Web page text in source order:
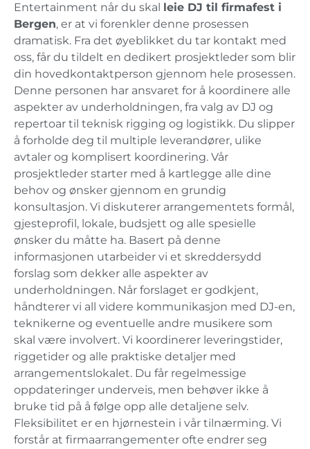
Entertainment når du skal
leie DJ til firmafest i
Bergen, er at vi forenkler denne prosessen
dramatisk. Fra det øyeblikket du tar kontakt med
oss, får du tildelt en dedikert prosjektleder som blir
din hovedkontaktperson gjennom hele prosessen.
Denne personen har ansvaret for å koordinere alle
aspekter av underholdningen, fra valg av DJ og
repertoar til teknisk rigging og logistikk. Du slipper
å forholde deg til multiple leverandører, ulike
avtaler og komplisert koordinering. Vår
prosjektleder starter med å kartlegge alle dine
behov og ønsker gjennom en grundig
konsultasjon. Vi diskuterer arrangementets formål,
gjesteprofil, lokale, budsjett og alle spesielle
ønsker du måtte ha. Basert på denne
informasjonen utarbeider vi et skreddersydd
forslag som dekker alle aspekter av
underholdningen. Når forslaget er godkjent,
håndterer vi all videre kommunikasjon med DJ-en,
teknikerne og eventuelle andre musikere som
skal være involvert. Vi koordinerer leveringstider,
riggetider og alle praktiske detaljer med
arrangementslokalet. Du får regelmessige
oppdateringer underveis, men behøver ikke å
bruke tid på å følge opp alle detaljene selv.
Fleksibilitet er en hjørnestein i vår tilnærming. Vi
forstår at firmaarrangementer ofte endrer seg